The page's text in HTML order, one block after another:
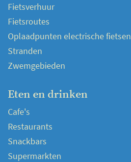
Fietsverhuur
Fietsroutes
Oplaadpunten electrische fietsen
Stranden
Zwemgebieden
Eten en drinken
Cafe's
Restaurants
Snackbars
Supermarkten